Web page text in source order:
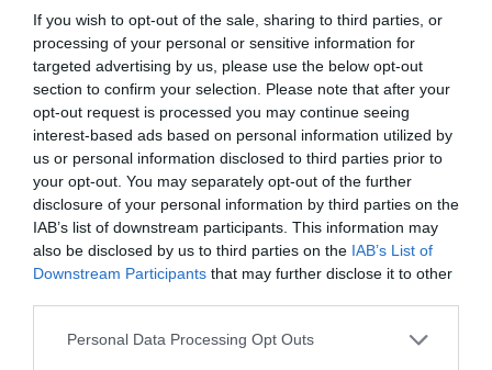
If you wish to opt-out of the sale, sharing to third parties, or
processing of your personal or sensitive information for
targeted advertising by us, please use the below opt-out
section to confirm your selection. Please note that after your
opt-out request is processed you may continue seeing
interest-based ads based on personal information utilized by
us or personal information disclosed to third parties prior to
your opt-out. You may separately opt-out of the further
disclosure of your personal information by third parties on the
IAB’s list of downstream participants. This information may
also be disclosed by us to third parties on the IAB’s List of
Downstream Participants that may further disclose it to other
Please note that this website/app uses one or more Google
Personal Data Processing Opt Outs